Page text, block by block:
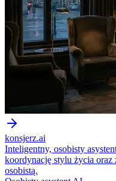
konsjerz.ai
Inteligentny, osobisty
koordynację stylu życia
osobistą.